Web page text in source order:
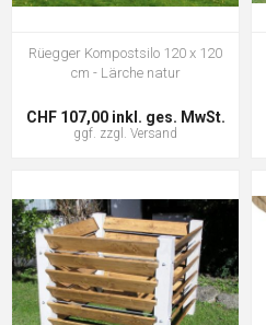
Rüegger Kompostsilo 120 x 120
cm - Lärche natur
CHF 107,00 inkl. ges. MwSt.
ggf. zzgl. Versand